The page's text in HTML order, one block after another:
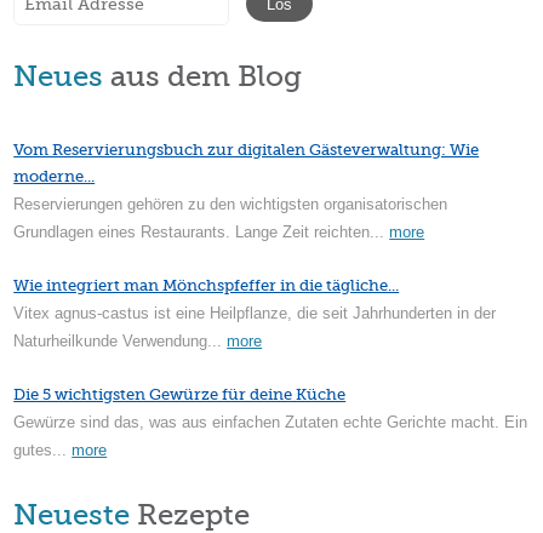
Neues aus dem Blog
Vom Reservierungsbuch zur digitalen Gästeverwaltung: Wie
moderne...
Reservierungen gehören zu den wichtigsten organisatorischen
Grundlagen eines Restaurants. Lange Zeit reichten...more
Wie integriert man Mönchspfeffer in die tägliche...
Vitex agnus-castus ist eine Heilpflanze, die seit Jahrhunderten in der
Naturheilkunde Verwendung...more
Die 5 wichtigsten Gewürze für deine Küche
Gewürze sind das, was aus einfachen Zutaten echte Gerichte macht. Ein
gutes...more
Neueste Rezepte